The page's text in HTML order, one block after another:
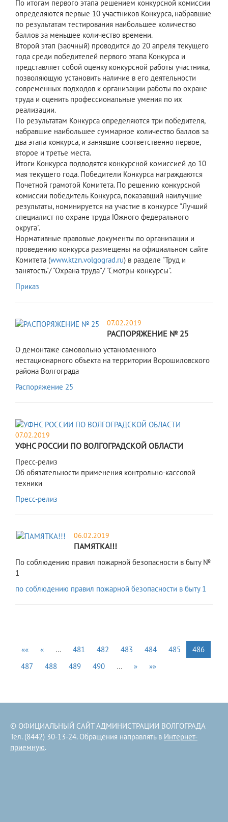
По итогам первого этапа решением конкурсной комиссии
определяются первые 10 участников Конкурса, набравшие
по результатам тестирования наибольшее количество
баллов за меньшее количество времени.
Второй этап (заочный) проводится до 20 апреля текущего
года среди победителей первого этапа Конкурса и
представляет собой оценку конкурсной работы участника,
позволяющую установить наличие в его деятельности
современных подходов к организации работы по охране
труда и оценить профессиональные умения по их
реализации.
По результатам Конкурса определяются три победителя,
набравшие наибольшее суммарное количество баллов за
два этапа конкурса, и занявшие соответственно первое,
второе и третье места.
Итоги Конкурса подводятся конкурсной комиссией до 10
мая текущего года. Победители Конкурса награждаются
Почетной грамотой Комитета. По решению конкурсной
комиссии победитель Конкурса, показавший наилучшие
результаты, номинируется на участие в конкурсе "Лучший
специалист по охране труда Южного федерального
округа".
Нормативные правовые документы по организации и
проведению конкурса размещены на официальном сайте
Комитета (www.ktzn.volgograd.ru) в разделе "Труд и
занятость"/ "Охрана труда"/ "Смотры-конкурсы".
Приказ
07.02.2019
РАСПОРЯЖЕНИЕ № 25
О демонтаже самовольно установленного
нестационарного объекта на территории Ворошиловского
района Волгограда
Распоряжение 25
07.02.2019
УФНС РОССИИ ПО ВОЛГОГРАДСКОЙ ОБЛАСТИ
Пресс-релиз
Об обязательности применения контрольно-кассовой
техники
Пресс-релиз
06.02.2019
ПАМЯТКА!!!
По соблюдению правил пожарной безопасности в быту №
1
по соблюдению правил пожарной безопасности в быту 1
«« « … 481 482 483 484 485
486
487
488 489 490 … » »»
© ОФИЦИАЛЬНЫЙ САЙТ АДМИНИСТРАЦИИ ВОЛГОГРАДА
Тел. (8442) 30-13-24. Обращения направлять в Интернет-
приемную.